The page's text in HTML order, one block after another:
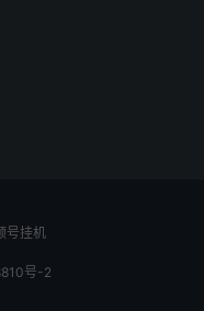
号挂机
号-2